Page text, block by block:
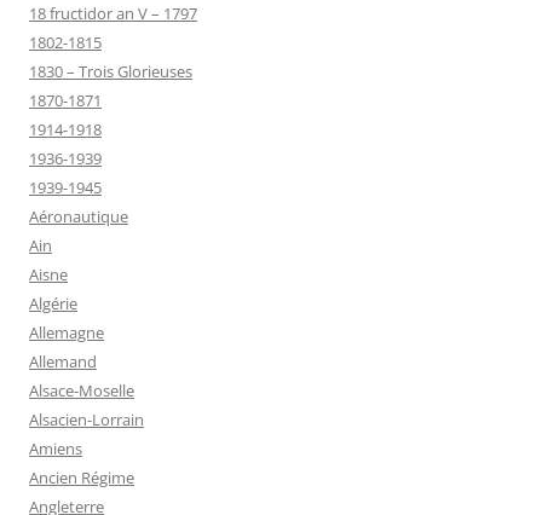
18 fructidor an V – 1797
1802-1815
1830 – Trois Glorieuses
1870-1871
1914-1918
1936-1939
1939-1945
Aéronautique
Ain
Aisne
Algérie
Allemagne
Allemand
Alsace-Moselle
Alsacien-Lorrain
Amiens
Ancien Régime
Angleterre